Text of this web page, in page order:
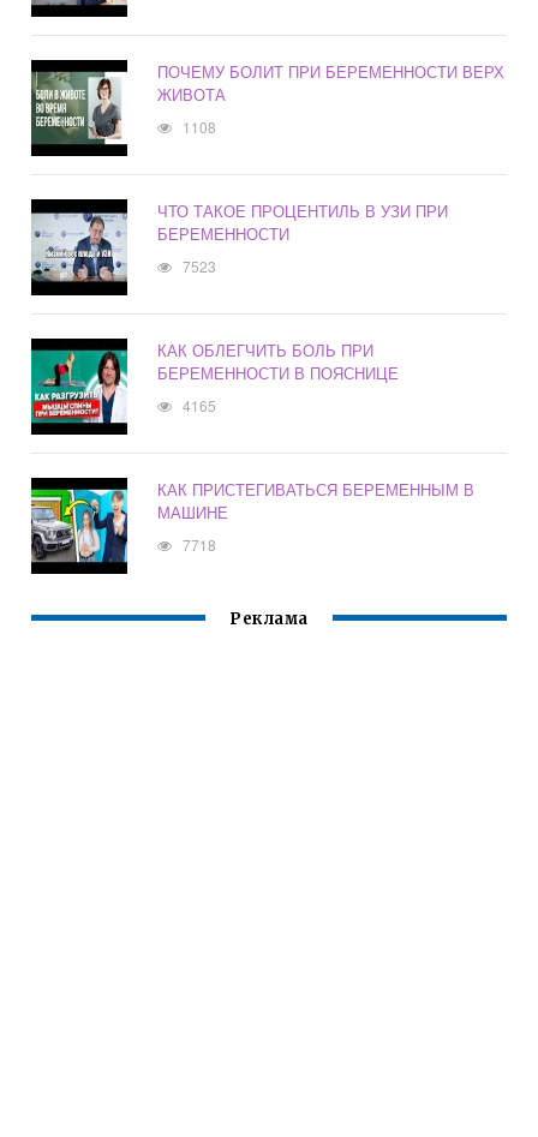
ПОЧЕМУ БОЛИТ ПРИ БЕРЕМЕННОСТИ ВЕРХ
ЖИВОТА
1108
ЧТО ТАКОЕ ПРОЦЕНТИЛЬ В УЗИ ПРИ
БЕРЕМЕННОСТИ
7523
КАК ОБЛЕГЧИТЬ БОЛЬ ПРИ
БЕРЕМЕННОСТИ В ПОЯСНИЦЕ
4165
КАК ПРИСТЕГИВАТЬСЯ БЕРЕМЕННЫМ В
МАШИНЕ
7718
Реклама